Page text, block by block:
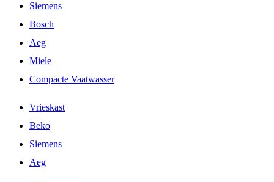
Siemens
Bosch
Aeg
Miele
Compacte Vaatwasser
Vrieskast
Beko
Siemens
Aeg